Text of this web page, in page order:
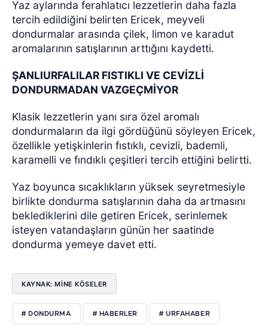
Yaz aylarında ferahlatıcı lezzetlerin daha fazla
tercih edildiğini belirten Ericek, meyveli
dondurmalar arasında çilek, limon ve karadut
aromalarının satışlarının arttığını kaydetti.
ŞANLIURFALILAR FISTIKLI VE CEVİZLİ
DONDURMADAN VAZGEÇMİYOR
Klasik lezzetlerin yanı sıra özel aromalı
dondurmaların da ilgi gördüğünü söyleyen Ericek,
özellikle yetişkinlerin fıstıklı, cevizli, bademli,
karamelli ve fındıklı çeşitleri tercih ettiğini belirtti.
Yaz boyunca sıcaklıkların yüksek seyretmesiyle
birlikte dondurma satışlarının daha da artmasını
beklediklerini dile getiren Ericek, serinlemek
isteyen vatandaşların günün her saatinde
dondurma yemeye davet etti.
KAYNAK: MİNE KÖSELER
# DONDURMA # HABERLER # URFAHABER